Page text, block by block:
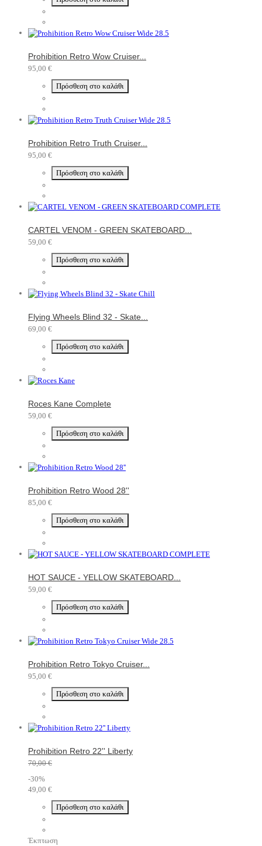
Prohibition Retro Wow Cruiser...
95,00 €
Πρόσθεση στο καλάθι
Prohibition Retro Truth Cruiser...
95,00 €
Πρόσθεση στο καλάθι
CARTEL VENOM - GREEN SKATEBOARD...
59,00 €
Πρόσθεση στο καλάθι
Flying Wheels Blind 32 - Skate...
69,00 €
Πρόσθεση στο καλάθι
Roces Kane Complete
59,00 €
Πρόσθεση στο καλάθι
Prohibition Retro Wood 28''
85,00 €
Πρόσθεση στο καλάθι
HOT SAUCE - YELLOW SKATEBOARD...
59,00 €
Πρόσθεση στο καλάθι
Prohibition Retro Tokyo Cruiser...
95,00 €
Πρόσθεση στο καλάθι
Prohibition Retro 22'' Liberty
70,00 €
-30%
49,00 €
Πρόσθεση στο καλάθι
Έκπτωση